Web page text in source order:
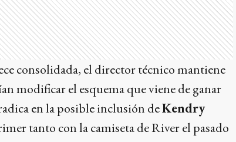
consolidada, el director técnico mantiene
modificar el esquema que viene de ganar
en la posible inclusión deKendry
tanto con la camiseta de River el pasado